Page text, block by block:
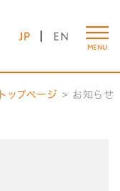
JP EN
MENU
トップページ お知らせ